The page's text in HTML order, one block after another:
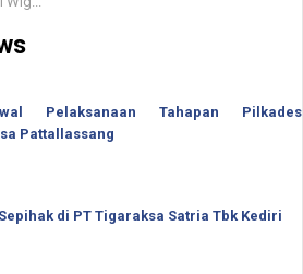
Pelaksanaan Tahapan Pilkades
Pattallassang
di PT Tigaraksa Satria Tbk Kediri